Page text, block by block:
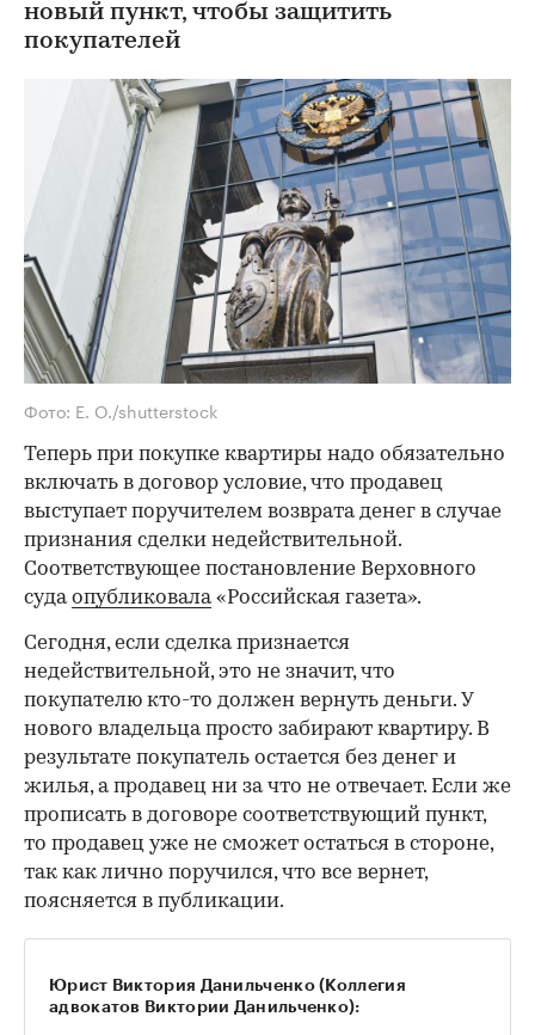
новый пункт, чтобы защитить
покупателей
Фото: E. O./shutterstock
Теперь при покупке квартиры надо обязательно
включать в договор условие, что продавец
выступает поручителем возврата денег в случае
признания сделки недействительной.
Соответствующее постановление Верховного
судаопубликовала«Российская газета».
Сегодня, если сделка признается
недействительной, это не значит, что
покупателю кто-то должен вернуть деньги. У
нового владельца просто забирают квартиру. В
результате покупатель остается без денег и
жилья, а продавец ни за что не отвечает. Если же
прописать в договоре соответствующий пункт,
то продавец уже не сможет остаться в стороне,
так как лично поручился, что все вернет,
поясняется в публикации.
Юрист Виктория Данильченко (Коллегия
адвокатов Виктории Данильченко):